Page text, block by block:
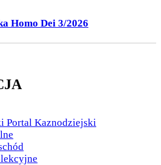
Homo Dei 3/2026
Portal Kaznodziejski